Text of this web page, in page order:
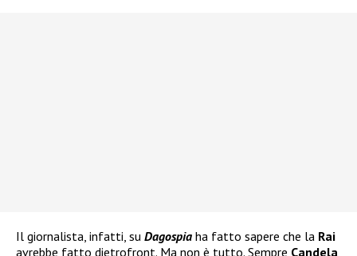
Il giornalista, infatti, su Dagospia ha fatto sapere che la Rai
avrebbe fatto dietrofront. Ma non è tutto. Sempre Candela